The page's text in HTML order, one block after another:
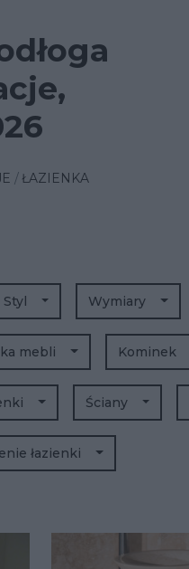
ŁAZIENKA
Styl Wymiary
mebli Kominek
Ściany
łazienki